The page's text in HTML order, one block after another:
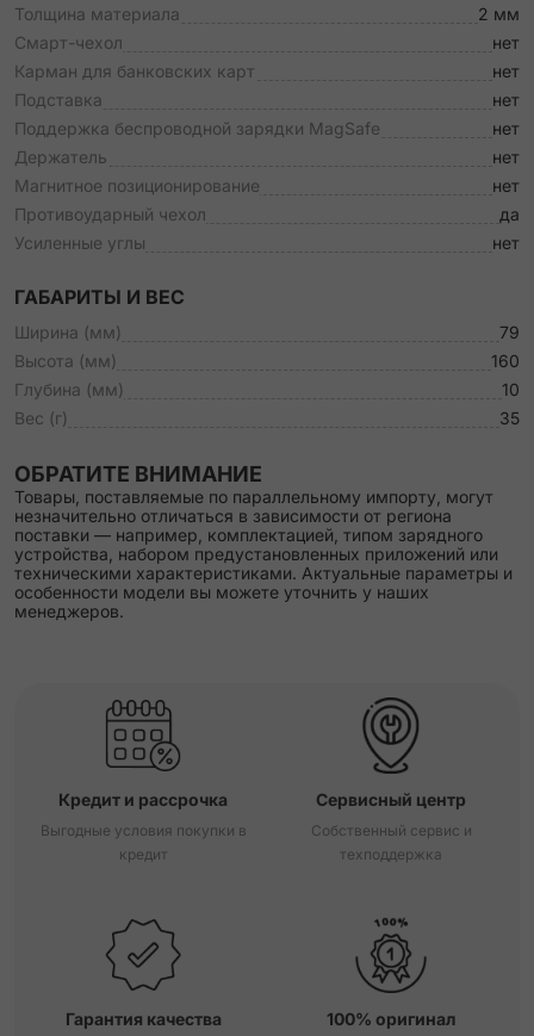
Толщина материала
2 мм
Смарт-чехол
нет
Карман для банковских карт
нет
Подставка
нет
Поддержка беспроводной зарядки MagSafe
нет
Держатель
нет
Магнитное позиционирование
нет
Противоударный чехол
да
Усиленные углы
нет
ГАБАРИТЫ И ВЕС
Ширина (мм)
79
Высота (мм)
160
Глубина (мм)
10
Вес (г)
35
ОБРАТИТЕ ВНИМАНИЕ
Товары, поставляемые по параллельному импорту, могут
незначительно отличаться в зависимости от региона
поставки — например, комплектацией, типом зарядного
устройства, набором предустановленных приложений или
техническими характеристиками. Актуальные параметры и
особенности модели вы можете уточнить у наших
менеджеров.
Кредит и рассрочка
Выгодные условия покупки в
кредит
Сервисный центр
Собственный сервис и
техподдержка
Гарантия качества 100% оригинал